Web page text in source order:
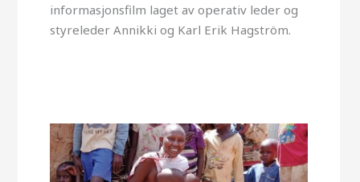
informasjonsfilm laget av operativ leder og
styreleder Annikki og Karl Erik Hagström.